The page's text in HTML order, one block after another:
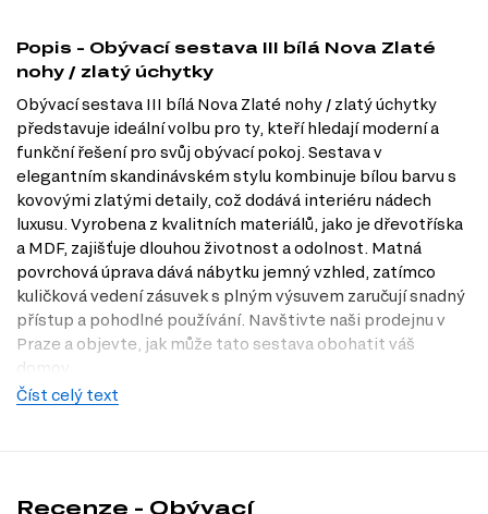
Popis - Obývací sestava III bílá Nova Zlaté
nohy / zlatý úchytky
Obývací sestava III bílá Nova Zlaté nohy / zlatý úchytky
představuje ideální volbu pro ty, kteří hledají moderní a
funkční řešení pro svůj obývací pokoj. Sestava v
elegantním skandinávském stylu kombinuje bílou barvu s
kovovými zlatými detaily, což dodává interiéru nádech
luxusu. Vyrobena z kvalitních materiálů, jako je dřevotříska
a MDF, zajišťuje dlouhou životnost a odolnost. Matná
povrchová úprava dává nábytku jemný vzhled, zatímco
kuličková vedení zásuvek s plným výsuvem zaručují snadný
přístup a pohodlné používání. Navštivte naši prodejnu v
Praze a objevte, jak může tato sestava obohatit váš
domov.
Charakteristiky, vlastnosti a výhody
odolnost, zatímco kovové nohy a úchytky dodávají nábytku stabilitu
Číst celý text
Recenze - Obývací